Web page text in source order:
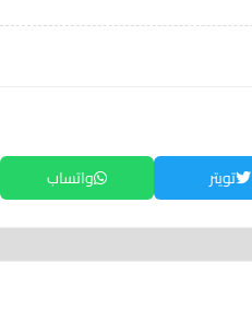
تويتر واتساب